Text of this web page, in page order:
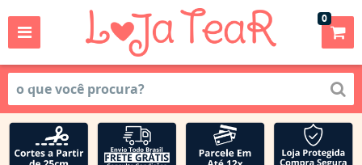
0